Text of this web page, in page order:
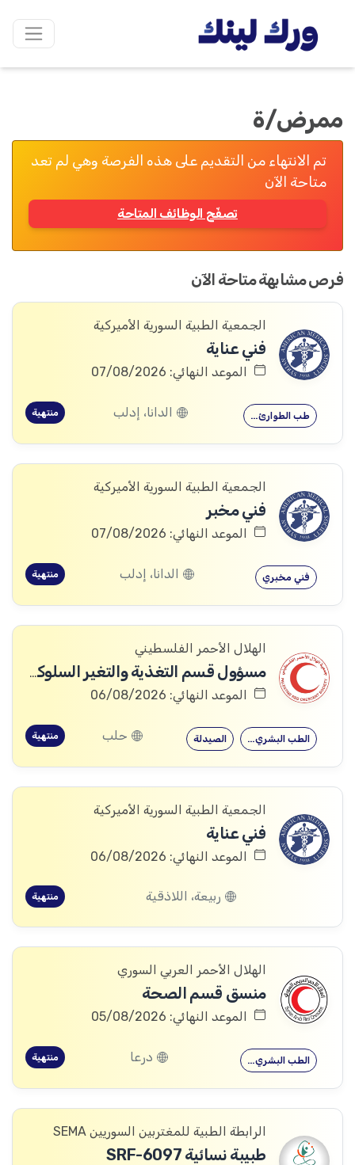
ممرض/ة
تم الانتهاء من التقديم على هذه الفرصة وهي لم تعد
متاحة الآن
تصفّح الوظائف المتاحة
فرص مشابهة متاحة الآن
الجمعية الطبية السورية الأميركية
فني عناية
الموعد النهائي: 07/08/2026
طب الطوارئ… الدانا، إدلب منتهية
الجمعية الطبية السورية الأميركية
فني مخبر
الموعد النهائي: 07/08/2026
فني مخبري الدانا، إدلب منتهية
الهلال الأحمر الفلسطيني
مسؤول قسم التغذية والتغير السلوكي والاجتماعي (رمز الوظيفة: AN-045)
الموعد النهائي: 06/08/2026
الصيدلة الطب البشري… حلب منتهية
الجمعية الطبية السورية الأميركية
فني عناية
الموعد النهائي: 06/08/2026
ربيعة، اللاذقية منتهية
الهلال الأحمر العربي السوري
منسق قسم الصحة
الموعد النهائي: 05/08/2026
الطب البشري… درعا منتهية
الرابطة الطبية للمغتربين السوريين SEMA
طبيبة نسائية SRF-6097